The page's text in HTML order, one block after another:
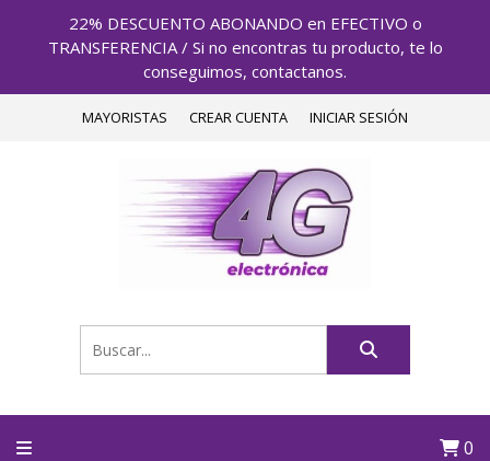
22% DESCUENTO ABONANDO en EFECTIVO o
TRANSFERENCIA / Si no encontras tu producto, te lo
conseguimos, contactanos.
MAYORISTAS CREAR CUENTA INICIAR SESIÓN
0